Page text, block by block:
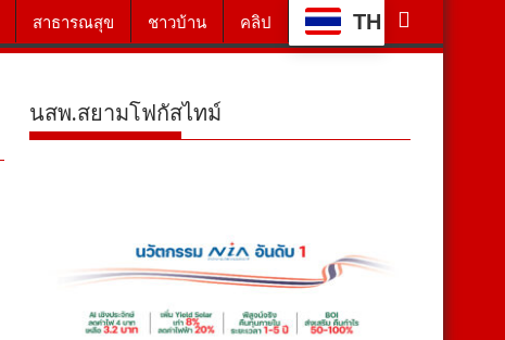
สาธารณสุข ชาวบ้าน คลิป TH
นสพ.สยามโฟกัสไทม์